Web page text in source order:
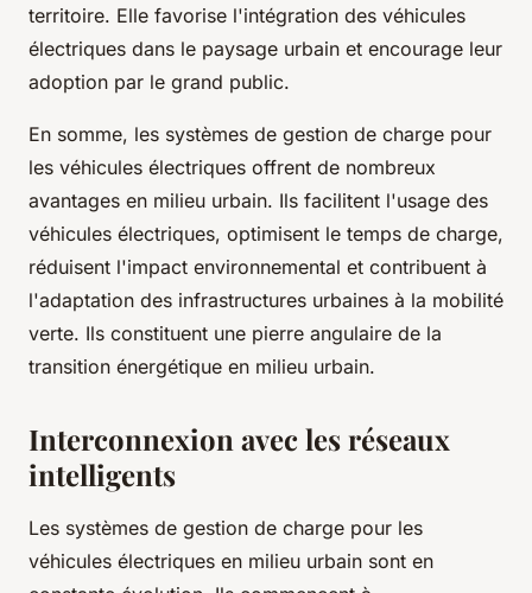
territoire. Elle favorise l'intégration des véhicules
électriques dans le paysage urbain et encourage leur
adoption par le grand public.
En somme, les systèmes de gestion de charge pour
les véhicules électriques offrent de nombreux
avantages en milieu urbain. Ils facilitent l'usage des
véhicules électriques, optimisent le temps de charge,
réduisent l'impact environnemental et contribuent à
l'adaptation des infrastructures urbaines à la mobilité
verte. Ils constituent une pierre angulaire de la
transition énergétique en milieu urbain.
Interconnexion avec les réseaux
intelligents
Les systèmes de gestion de charge pour les
véhicules électriques en milieu urbain sont en